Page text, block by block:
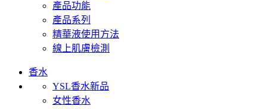
產品功能
產品系列
精華液使用方法
線上肌膚檢測
香水
YSL香水新品
女性香水